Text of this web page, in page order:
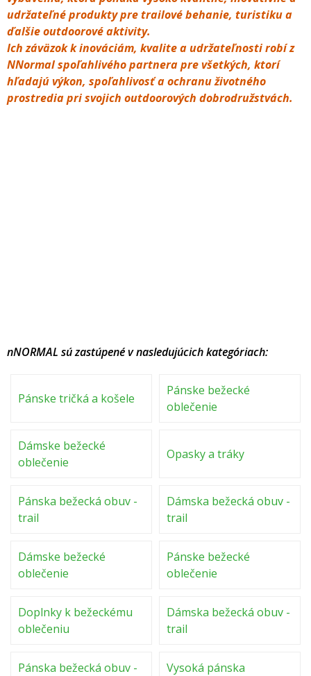
udržateľné produkty pre trailové behanie, turistiku a
ďalšie outdoorové aktivity.
Ich záväzok k inováciám, kvalite a udržateľnosti robí z
NNormal spoľahlivého partnera pre všetkých, ktorí
hľadajú výkon, spoľahlivosť a ochranu životného
prostredia pri svojich outdoorových dobrodružstvách.
nNORMAL sú zastúpené v nasledujúcich kategóriach:
Pánske tričká a košele
Pánske bežecké
oblečenie
Dámske bežecké
oblečenie
Opasky a tráky
Pánska bežecká obuv -
trail
Dámska bežecká obuv -
trail
Dámske bežecké
oblečenie
Pánske bežecké
oblečenie
Doplnky k bežeckému
oblečeniu
Dámska bežecká obuv -
trail
Pánska bežecká obuv -
Vysoká pánska